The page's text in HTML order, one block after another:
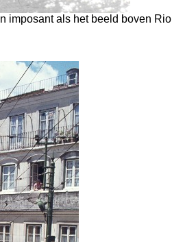
imposant als het beeld boven Rio